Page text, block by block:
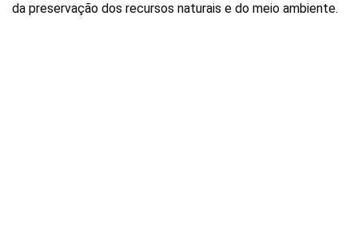
da preservação dos recursos naturais e do meio ambiente.